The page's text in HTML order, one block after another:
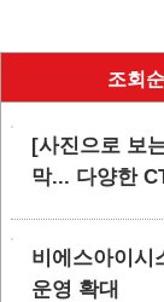
조회순
[사진으로 보
막... 다양한
비에스아이시
운영 확대